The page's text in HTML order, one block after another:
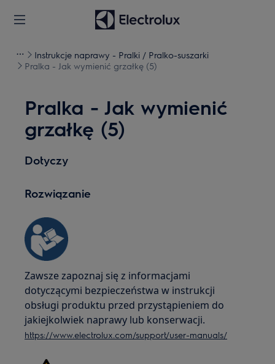
Instrukcje naprawy - Pralki / Pralko-suszarki
Pralka - Jak wymienić grzałkę (5)
Pralka - Jak wymienić
grzałkę (5)
Dotyczy
Rozwiązanie
Zawsze zapoznaj się z informacjami
dotyczącymi bezpieczeństwa w instrukcji
obsługi produktu przed przystąpieniem do
jakiejkolwiek naprawy lub konserwacji.
https://www.electrolux.com/support/user-manuals/